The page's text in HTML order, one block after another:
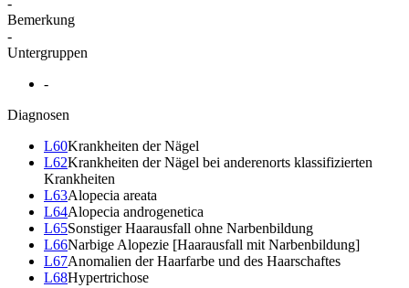
Bemerkung
-
Untergruppen
-
Diagnosen
L60Krankheiten der Nägel
L62Krankheiten der Nägel bei anderenorts klassifizierten
Krankheiten
L63Alopecia areata
L64Alopecia androgenetica
L65Sonstiger Haarausfall ohne Narbenbildung
L66Narbige Alopezie [Haarausfall mit Narbenbildung]
L67Anomalien der Haarfarbe und des Haarschaftes
L68Hypertrichose